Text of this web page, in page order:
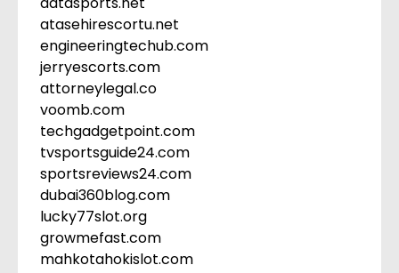
atasehirescortu.net
engineeringtechub.com
jerryescorts.com
attorneylegal.co
voomb.com
techgadgetpoint.com
tvsportsguide24.com
sportsreviews24.com
dubai360blog.com
lucky77slot.org
growmefast.com
mahkotahokislot.com